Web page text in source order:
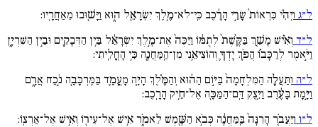
ל״ג וַיְהִ֗י כִּרְאוֹת֙ שָׂרֵ֣י הָרֶ֔כֶב כִּֽי־לֹא־מֶ֥לֶךְ יִשְׂרָאֵ֖ל ה֑וּא וַיָּשׁ֖וּבוּ מֵאַחֲרָֽיו:
ל״ד וְאִ֗ישׁ מָשַׁ֚ךְ בַּקֶּ֙שֶׁת֙ לְתֻמּ֔וֹ וַיַּכֶּה֙ אֶת־מֶ֣לֶךְ יִשְׂרָאֵ֔ל בֵּ֥ין הַדְּבָקִ֖ים וּבֵ֣ין הַשִּׁרְיָ֑ן
וַיֹּ֣אמֶר לְרַכָּב֗וֹ הֲפֹ֥ךְ יָדְךָ֛ וְהוֹצִיאֵ֥נִי מִן־הַֽמַּחֲנֶ֖ה כִּ֥י הָחֳלֵֽיתִי:
ל״ה וַתַּעֲלֶ֚ה הַמִּלְחָמָה֙ בַּיּ֣וֹם הַה֔וּא וְהַמֶּ֗לֶךְ הָיָ֧ה מָעֳמָ֛ד בַּמֶּרְכָּבָ֖ה נֹ֣כַח אֲרָ֑ם
וַיָּ֣מָת בָּעֶ֔רֶב וַיִּ֥צֶק דַּֽם־הַמַּכָּ֖ה אֶל־חֵ֥יק הָרָֽכֶב:
ל״ו וַיַּעֲבֹ֚ר הָרִנָּה֙ בַּֽמַּחֲנֶ֔ה כְּבֹ֥א הַשֶּׁ֖מֶשׁ לֵאמֹ֑ר אִ֥ישׁ אֶל־עִיר֖וֹ וְאִ֥ישׁ אֶל־אַרְצֽוֹ: